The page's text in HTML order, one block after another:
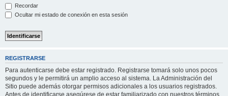
Recordar
Ocultar mi estado de conexión en esta sesión
REGISTRARSE
Para autenticarse debe estar registrado. Registrarse tomará solo unos pocos
segundos y le permitirá un amplio acceso al sistema. La Administración del
Sitio puede además otorgar permisos adicionales a los usuarios registrados.
Antes de identificarse asegúrese de estar familiarizado con nuestros términos